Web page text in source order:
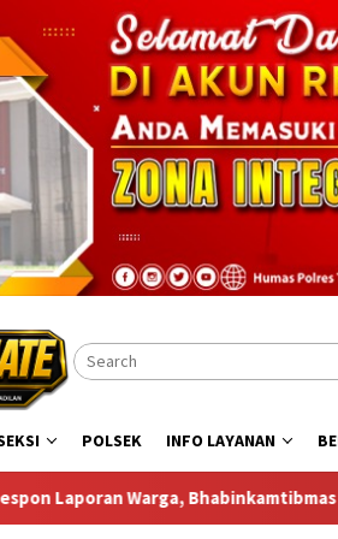
POLSEK INFO LAYANAN
Bhabinsa Gelar Sambang di Bastiong